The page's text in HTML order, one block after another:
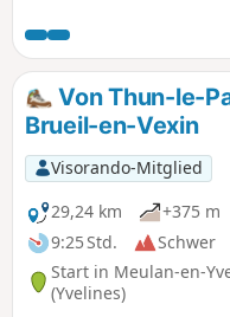
Aussichtspunkte sowie
Sehenswürdigkeiten
Von Thun-le-
Brueil-en-Vexin
Visorando-Mitglied
29,24 km
+375 m
9:25 Std.
Schwer
Start in Meulan-en-
(Yvelines)